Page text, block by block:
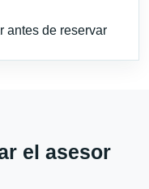
antes de reservar
el asesor